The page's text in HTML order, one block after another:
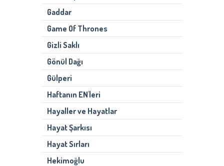
Gaddar
Game Of Thrones
Gizli Saklı
Gönül Dağı
Gülperi
Haftanın EN'leri
Hayaller ve Hayatlar
Hayat Şarkısı
Hayat Sırları
Hekimoğlu